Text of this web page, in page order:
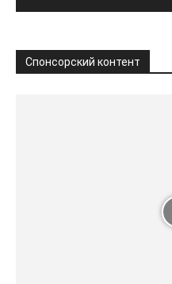
Спонсорский контент